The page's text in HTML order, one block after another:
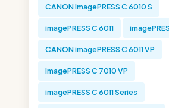
CANON imagePRESS C 6010 S
imagePRESS C 6011
CANON imagePRESS C 6011 VP
imagePRESS C 7010 VP
imagePRESS C 6011 Series